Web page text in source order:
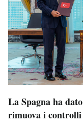
La Spagna ha
rimuova i